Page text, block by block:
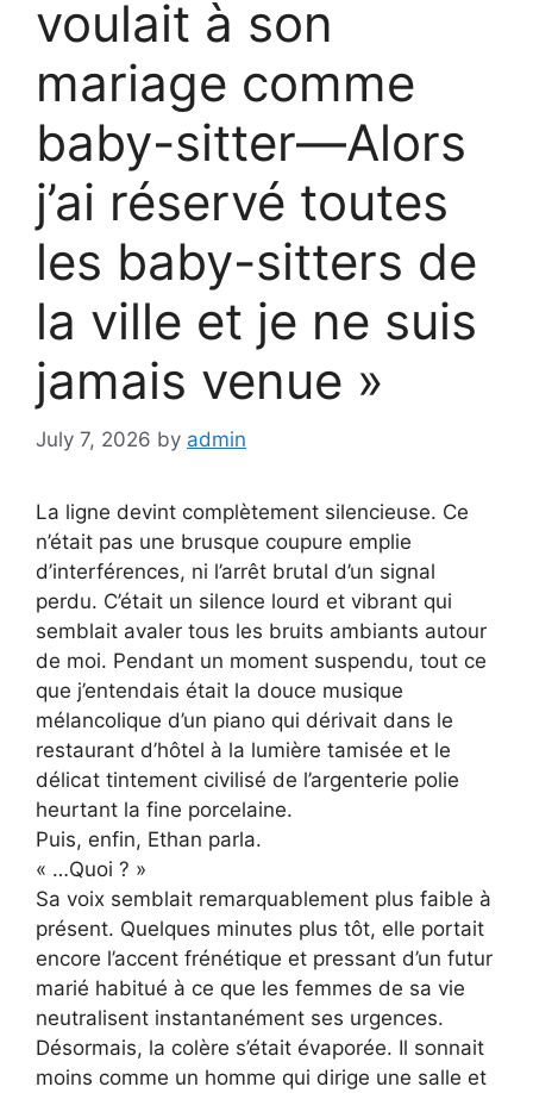
voulait à son
mariage comme
baby-sitter—Alors
j’ai réservé toutes
les baby-sitters de
la ville et je ne suis
jamais venue »
July 7, 2026 by admin
La ligne devint complètement silencieuse. Ce
n’était pas une brusque coupure emplie
d’interférences, ni l’arrêt brutal d’un signal
perdu. C’était un silence lourd et vibrant qui
semblait avaler tous les bruits ambiants autour
de moi. Pendant un moment suspendu, tout ce
que j’entendais était la douce musique
mélancolique d’un piano qui dérivait dans le
restaurant d’hôtel à la lumière tamisée et le
délicat tintement civilisé de l’argenterie polie
heurtant la fine porcelaine.
Puis, enfin, Ethan parla.
« …Quoi ? »
Sa voix semblait remarquablement plus faible à
présent. Quelques minutes plus tôt, elle portait
encore l’accent frénétique et pressant d’un futur
marié habitué à ce que les femmes de sa vie
neutralisent instantanément ses urgences.
Désormais, la colère s’était évaporée. Il sonnait
moins comme un homme qui dirige une salle et